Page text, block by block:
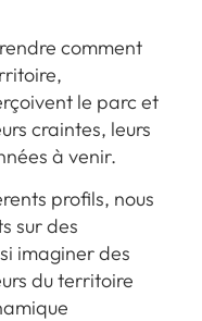
comment
le parc et
craintes, leurs
à venir.
profils, nous
sur des
imaginer des
du territoire